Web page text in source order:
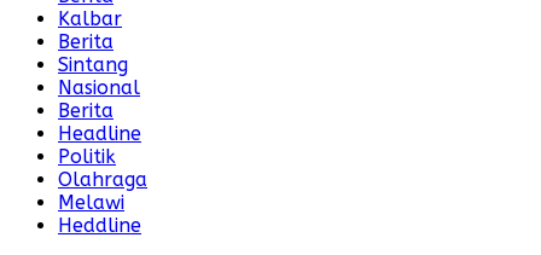
Kalbar
Berita
Sintang
Nasional
Berita
Headline
Politik
Olahraga
Melawi
Heddline